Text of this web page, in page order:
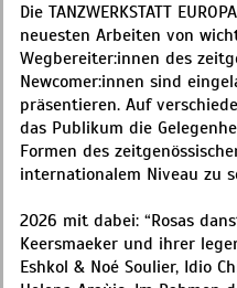
Die TANZWERKSTATT
neuesten Arbeiten von
Wegbereiter:innen des
Newcomer:innen sind
präsentieren. Auf
das Publikum die
Formen des
internationalem Niveau zu
2026 mit dabei: “Rosas
Keersmaeker und ihrer
Eshkol & Noé Soulier, Idio